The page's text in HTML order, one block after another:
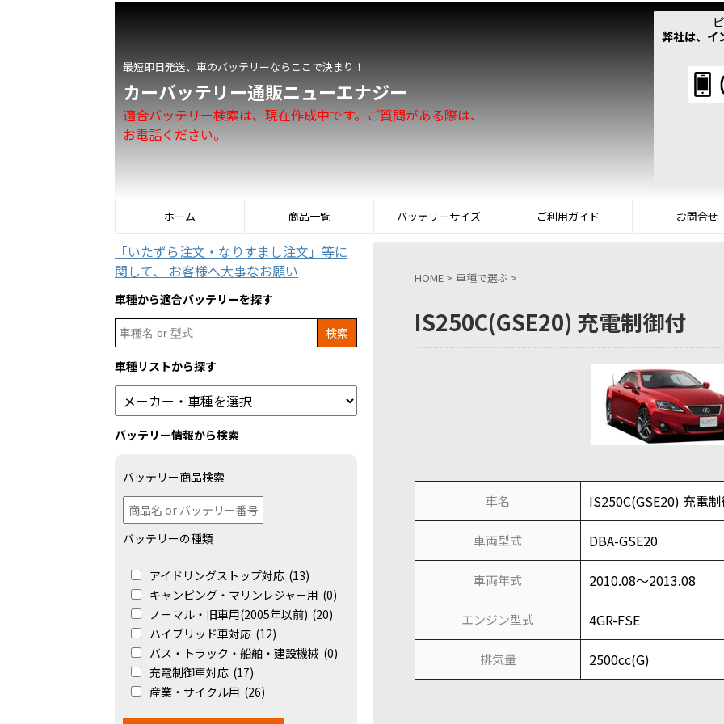
最短即日発送、車のバッテリーならここで決まり！
カーバッテリー通販ニューエナジー
適合バッテリー検索は、現在作成中です。ご質問がある際は、
お電話ください。
弊社は、イ
ホーム 商品一覧 バッテリーサイズ ご利用ガイド お問合せ
HOME > 車種で選ぶ >
IS250C(GSE20) 充電制御付
車名 IS250C(GSE20) 充電
車両型式 DBA-GSE20
車両年式 2010.08～2013.08
エンジン型式 4GR-FSE
排気量 2500cc(G)
「いたずら注文・なりすまし注文」等に
関して、 お客様へ大事なお願い
車種から適合バッテリーを探す
Search
for:
車種リストから探す
バッテリー情報から検索
バッテリー商品検索
バッテリーの種類
アイドリングストップ対応 (13)
キャンピング・マリンレジャー用 (0)
ノーマル・旧車用(2005年以前) (20)
ハイブリッド車対応 (12)
バス・トラック・船舶・建設機械 (0)
充電制御車対応 (17)
産業・サイクル用 (26)